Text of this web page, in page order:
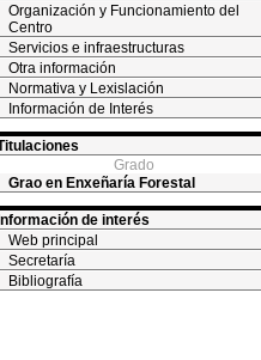
Organización y Funcionamiento del
Centro
Servicios e infraestructuras
Otra información
Normativa y Lexislación
Información de Interés
Grado
Grao en Enxeñaría Forestal
Información de interés
Web principal
Secretaría
Bibliografía